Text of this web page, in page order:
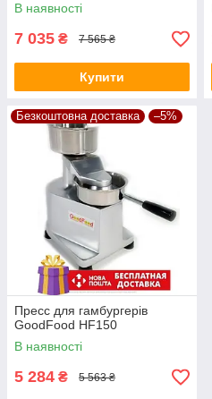
В наявності
7 035 ₴ 7 565 ₴
Купити
Безкоштовна доставка –5%
Пресс для гамбургерів
GoodFood HF150
В наявності
5 284 ₴ 5 563 ₴